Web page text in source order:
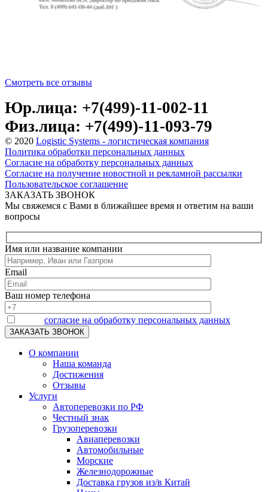
Смотреть все отзывы
Юр.лица: +7(499)-11-002-11
Физ.лица: +7(499)-11-093-79
© 2020 Logistic Systems - логистическая компания
Политика обработки персональных данных
Согласие на обработку персональных данных
Согласие на получение новостной и рекламной рассылки
Пользовательское соглашение
ЗАКАЗАТЬ ЗВОНОК
Мы свяжемся с Вами в ближайшее время и ответим на ваши
вопросы
Имя или название компании
Email
Ваш номер телефона
согласие на обработку персональных данных
О компании
Наша команда
Достижения
Отзывы
Услуги
Автоперевозки по РФ
Честный знак
Грузоперевозки
Авиаперевозки
Автомобильные
Морские
Железнодорожные
Доставка грузов из/в Китай